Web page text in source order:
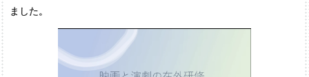
ました。